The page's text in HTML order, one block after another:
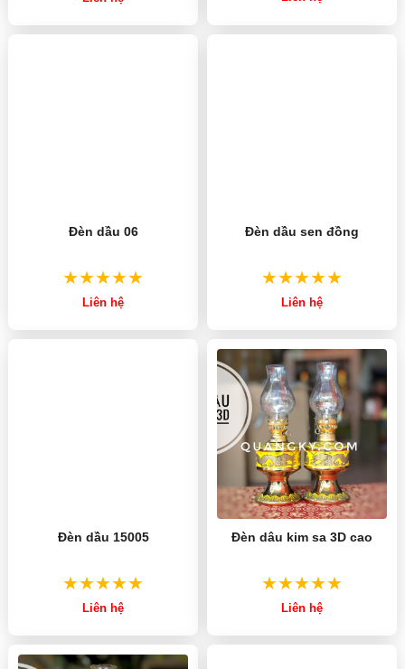
Đèn dầu 06
Liên hệ
Đèn dầu sen đồng
Liên hệ
Đèn dầu 15005
Liên hệ
Đèn dâu kim sa 3D cao
Liên hệ